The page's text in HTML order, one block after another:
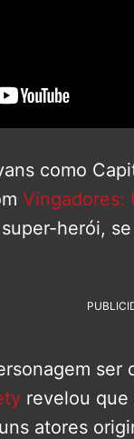
como
Vingadores:
herói,
ser
revelou que
atores